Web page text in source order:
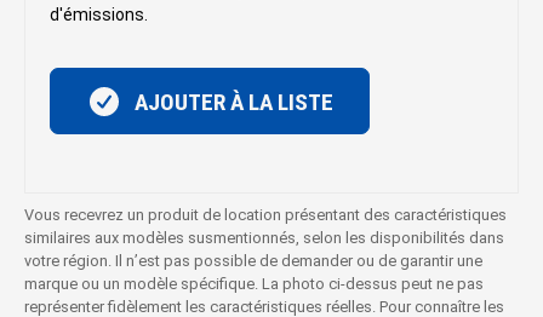
d'émissions.
AJOUTER À LA LISTE
Vous recevrez un produit de location présentant des caractéristiques
similaires aux modèles susmentionnés, selon les disponibilités dans
votre région. Il n’est pas possible de demander ou de garantir une
marque ou un modèle spécifique. La photo ci-dessus peut ne pas
représenter fidèlement les caractéristiques réelles. Pour connaître les